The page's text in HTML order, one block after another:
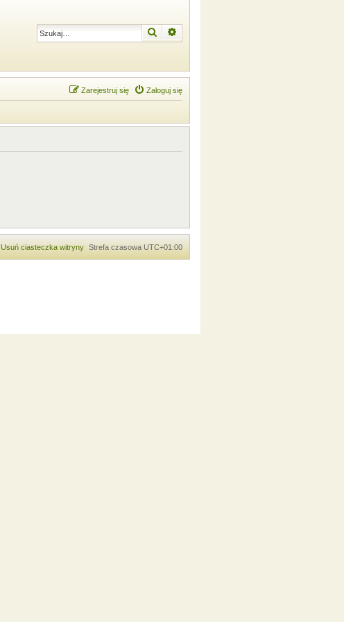
Szukaj
Zaloguj się
Zarejestruj się
Strefa czasowa UTC+01:00
Usuń ciasteczka witryny